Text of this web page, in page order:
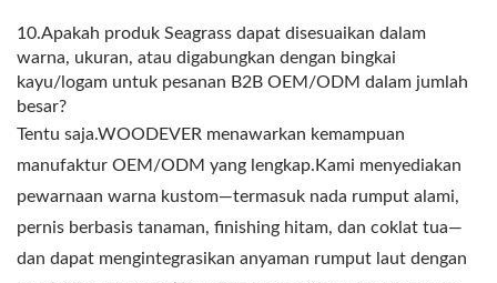
10.Apakah produk Seagrass dapat disesuaikan dalam
warna, ukuran, atau digabungkan dengan bingkai
kayu/logam untuk pesanan B2B OEM/ODM dalam jumlah
besar?
Tentu saja.WOODEVER menawarkan kemampuan
manufaktur OEM/ODM yang lengkap.Kami menyediakan
pewarnaan warna kustom—termasuk nada rumput alami,
pernis berbasis tanaman, finishing hitam, dan coklat tua—
dan dapat mengintegrasikan anyaman rumput laut dengan